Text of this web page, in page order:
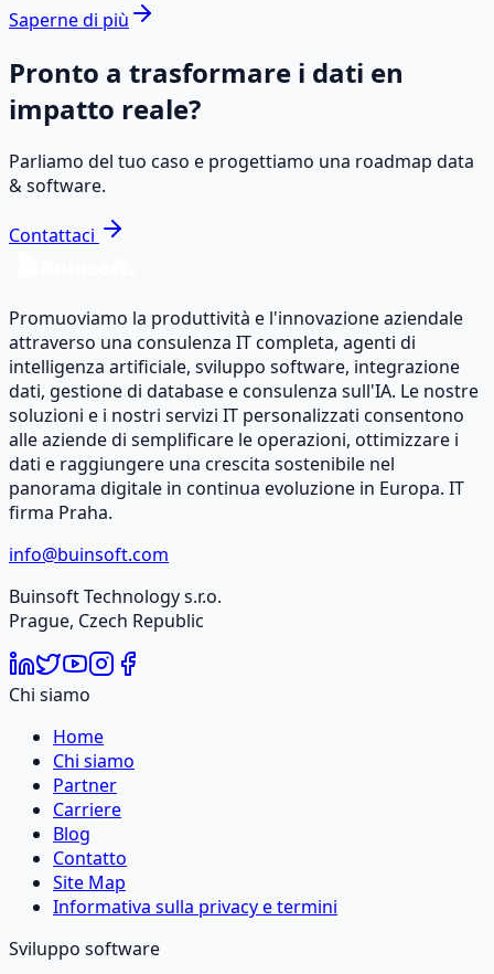
Saperne di più
Pronto a trasformare i dati en
impatto reale?
Parliamo del tuo caso e progettiamo una roadmap data
& software.
Contattaci
Promuoviamo la produttività e l'innovazione aziendale
attraverso una consulenza IT completa, agenti di
intelligenza artificiale, sviluppo software, integrazione
dati, gestione di database e consulenza sull'IA. Le nostre
soluzioni e i nostri servizi IT personalizzati consentono
alle aziende di semplificare le operazioni, ottimizzare i
dati e raggiungere una crescita sostenibile nel
panorama digitale in continua evoluzione in Europa. IT
firma Praha.
info@buinsoft.com
Buinsoft Technology s.r.o.
Prague, Czech Republic
Chi siamo
Home
Chi siamo
Partner
Carriere
Blog
Contatto
Site Map
Informativa sulla privacy e termini
Sviluppo software